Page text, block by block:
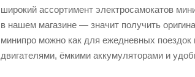
широкий ассортимент электросамокатов
в нашем магазине — значит получить
минипро можно как для ежедневных
двигателями, ёмкими аккумуляторами и